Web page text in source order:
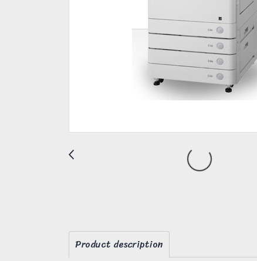
Product description